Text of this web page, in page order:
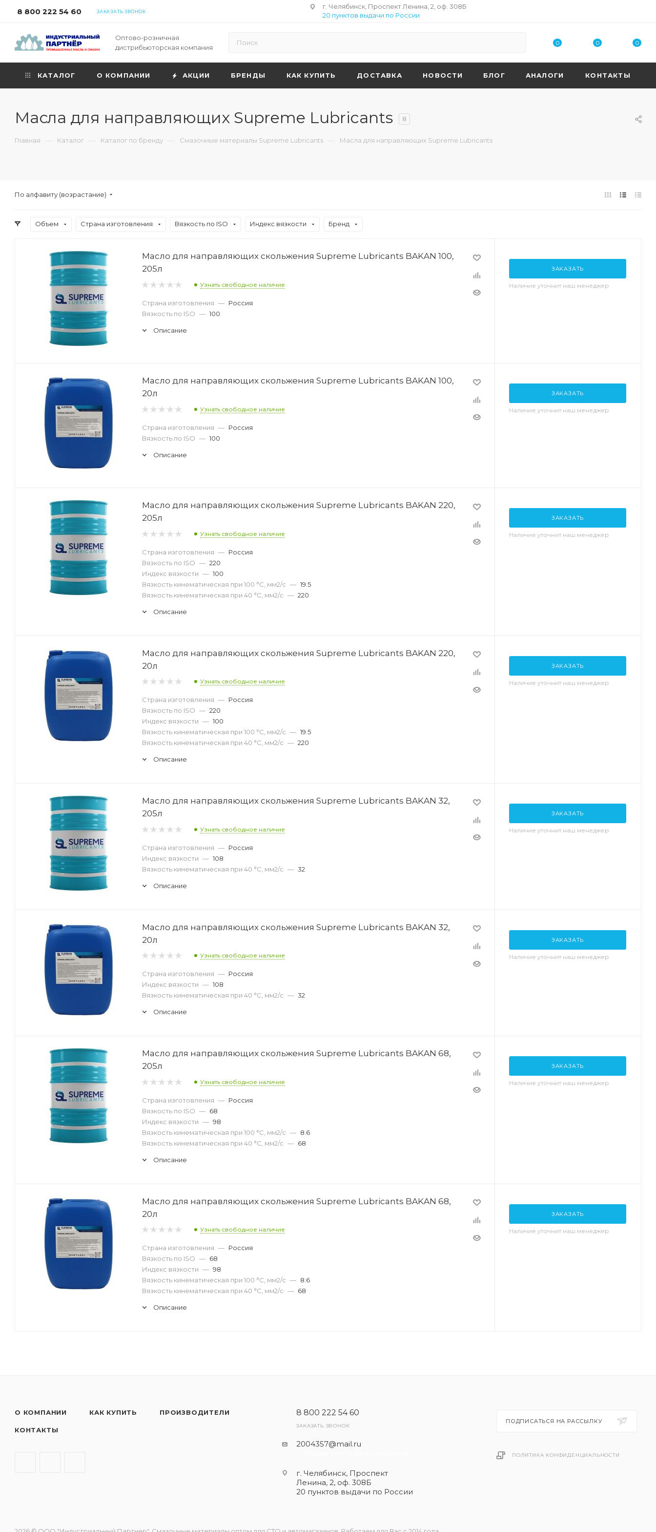
8 800 222 54 60 ЗАКАЗАТЬ ЗВОНОК
г. Челябинск, Проспект Ленина, 2, оф. 308Б
20 пунктов выдачи по России
Оптово-розничная
дистрибьюторская компания
0 0 0
КАТАЛОГ О КОМПАНИИ АКЦИИ БРЕНДЫ КАК КУПИТЬ ДОСТАВКА НОВОСТИ БЛОГ АНАЛОГИ КОНТАКТЫ
Масла для направляющих Supreme Lubricants 8
Главная — Каталог — Каталог по бренду — Смазочные материалы Supreme Lubricants — Масла для направляющих Supreme Lubricants
По алфавиту (возрастание)
Объем Страна изготовления Вязкость по ISO Индекс вязкости Бренд
Масло для направляющих скольжения Supreme Lubricants BAKAN 100,
205л
Узнать свободное наличие
Страна изготовления — Россия
Вязкость по ISO — 100
Описание
ЗАКАЗАТЬ
Наличие уточнит наш менеджер
Масло для направляющих скольжения Supreme Lubricants BAKAN 100,
20л
Узнать свободное наличие
Страна изготовления — Россия
Вязкость по ISO — 100
Описание
ЗАКАЗАТЬ
Наличие уточнит наш менеджер
Масло для направляющих скольжения Supreme Lubricants BAKAN 220,
205л
Узнать свободное наличие
Страна изготовления — Россия
Вязкость по ISO — 220
Индекс вязкости — 100
Вязкость кинематическая при 100 °С, мм2/с — 19.5
Вязкость кинематическая при 40 °С, мм2/с — 220
Описание
ЗАКАЗАТЬ
Наличие уточнит наш менеджер
Масло для направляющих скольжения Supreme Lubricants BAKAN 220,
20л
Узнать свободное наличие
Страна изготовления — Россия
Вязкость по ISO — 220
Индекс вязкости — 100
Вязкость кинематическая при 100 °С, мм2/с — 19.5
Вязкость кинематическая при 40 °С, мм2/с — 220
Описание
ЗАКАЗАТЬ
Наличие уточнит наш менеджер
Масло для направляющих скольжения Supreme Lubricants BAKAN 32,
205л
Узнать свободное наличие
Страна изготовления — Россия
Индекс вязкости — 108
Вязкость кинематическая при 40 °С, мм2/с — 32
Описание
ЗАКАЗАТЬ
Наличие уточнит наш менеджер
Масло для направляющих скольжения Supreme Lubricants BAKAN 32,
20л
Узнать свободное наличие
Страна изготовления — Россия
Индекс вязкости — 108
Вязкость кинематическая при 40 °С, мм2/с — 32
Описание
ЗАКАЗАТЬ
Наличие уточнит наш менеджер
Масло для направляющих скольжения Supreme Lubricants BAKAN 68,
205л
Узнать свободное наличие
Страна изготовления — Россия
Вязкость по ISO — 68
Индекс вязкости — 98
Вязкость кинематическая при 100 °С, мм2/с — 8.6
Вязкость кинематическая при 40 °С, мм2/с — 68
Описание
ЗАКАЗАТЬ
Наличие уточнит наш менеджер
Масло для направляющих скольжения Supreme Lubricants BAKAN 68,
20л
Узнать свободное наличие
Страна изготовления — Россия
Вязкость по ISO — 68
Индекс вязкости — 98
Вязкость кинематическая при 100 °С, мм2/с — 8.6
Вязкость кинематическая при 40 °С, мм2/с — 68
Описание
ЗАКАЗАТЬ
Наличие уточнит наш менеджер
О КОМПАНИИ КАК КУПИТЬ ПРОИЗВОДИТЕЛИ
КОНТАКТЫ
8 800 222 54 60
ЗАКАЗАТЬ ЗВОНОК
2004357@mail.ru
г. Челябинск, Проспект
Ленина, 2, оф. 308Б
20 пунктов выдачи по России
ПОДПИСАТЬСЯ НА РАССЫЛКУ
ПОЛИТИКА КОНФИДЕНЦИАЛЬНОСТИ